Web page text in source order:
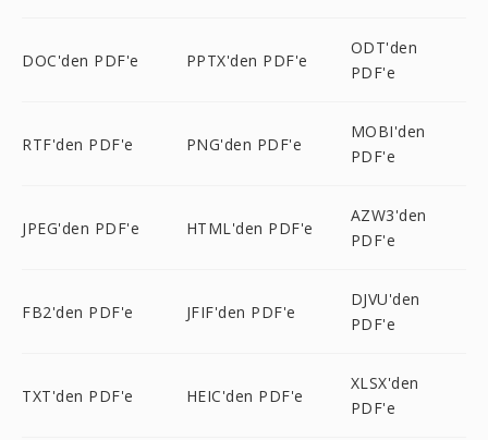
DOC'den PDF'e PPTX'den PDF'e
ODT'den
PDF'e
RTF'den PDF'e PNG'den PDF'e
MOBI'den
PDF'e
JPEG'den PDF'e HTML'den PDF'e
AZW3'den
PDF'e
FB2'den PDF'e JFIF'den PDF'e
DJVU'den
PDF'e
TXT'den PDF'e HEIC'den PDF'e
XLSX'den
PDF'e